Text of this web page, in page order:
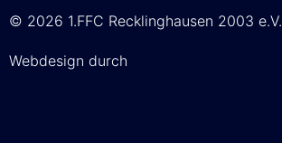
© 2026 1.FFC Recklinghausen 2003 e.V.
Webdesign durch